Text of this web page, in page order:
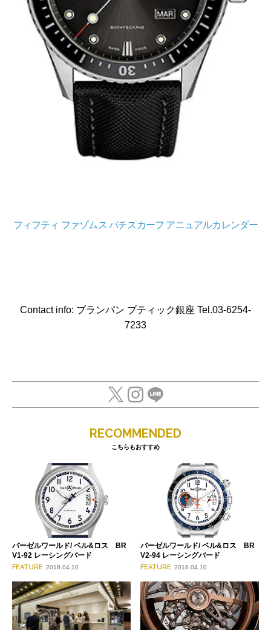
フィフティ ファゾムス バチスカーフ アニュアルカレンダー
Contact info: ブランパン ブティック銀座 Tel.03-6254-
7233
RECOMMENDED
こちらもおすすめ
バーゼルワールド/ ベル&ロス BR
V1-92 レーシングバード
FEATURE 2018.04.10
バーゼルワールド/ ベル&ロス BR
V2-94 レーシングバード
FEATURE 2018.04.10